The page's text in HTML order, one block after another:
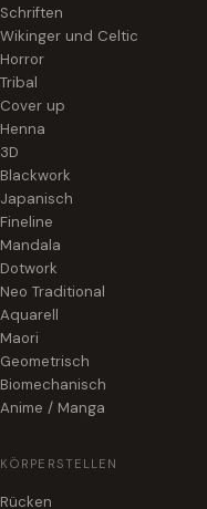
Schriften
Wikinger und Celtic
Horror
Tribal
Cover up
Henna
3D
Blackwork
Japanisch
Fineline
Mandala
Dotwork
Neo Traditional
Aquarell
Maori
Geometrisch
Biomechanisch
Anime / Manga
KÖRPERSTELLEN
Rücken